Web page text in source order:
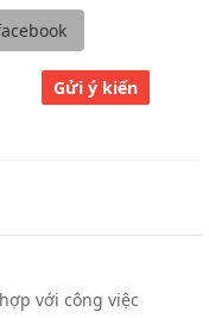
Gửi ý kiến
với công việc